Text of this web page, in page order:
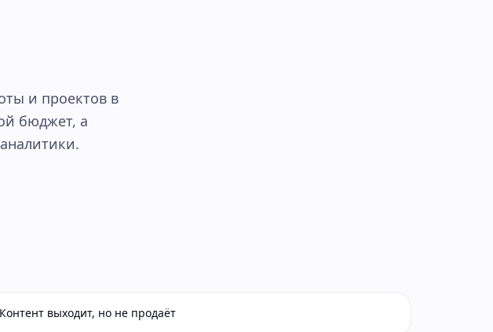
и проектов в
бюджет, а
Контент выходит, но не продаёт